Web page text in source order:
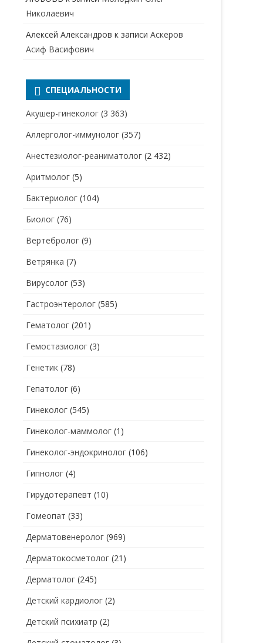
ПРОКТОЛОГ
РЕВМАТОЛОГ
РЕНТГЕНОЛОГ
СТОМАТОЛОГ
СТОМАТОЛОГ-ОРТОДОНТ
ЭНДОКРИНОЛОГ
Николаевич
Алексей Александров к записиАскеров
Асиф Васифович
СПЕЦИАЛЬНОСТИ
Акушер-гинеколог (3 363)
Аллерголог-иммунолог (357)
Анестезиолог-реаниматолог (2 432)
Аритмолог (5)
Бактериолог (104)
Биолог (76)
Вертебролог (9)
Ветрянка (7)
Вирусолог (53)
Гастроэнтеролог (585)
Гематолог (201)
Гемостазиолог (3)
Генетик (78)
Гепатолог (6)
Гинеколог (545)
Гинеколог-маммолог (1)
Гинеколог-эндокринолог (106)
Гипнолог (4)
Гирудотерапевт (10)
Гомеопат (33)
Дерматовенеролог (969)
Дерматокосметолог (21)
Дерматолог (245)
Детский кардиолог (2)
Детский психиатр (2)